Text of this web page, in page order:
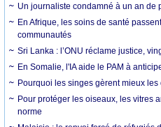
Un journaliste condamné à un an de
En Afrique, les soins de santé
communautés
Sri Lanka : l’ONU réclame justice,
En Somalie, l'IA aide le PAM à
Pourquoi les singes gèrent mieux
Pour protéger les oiseaux, les vitres
norme